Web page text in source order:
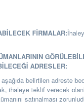
FİRMALAR:
ADRESLER:
aşağıda belirtilen adreste
ihaleye teklif verecek
satınalması